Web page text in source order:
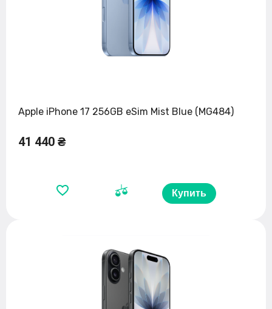
Apple iPhone 17 256GB eSim Mist Blue (MG484)
41 440 ₴
Купить